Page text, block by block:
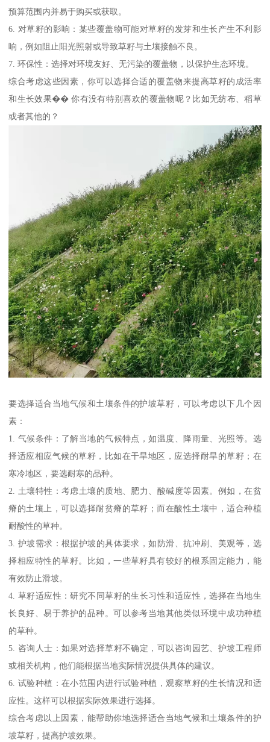
预算范围内并易于购买或获取。
6. 对草籽的影响：某些覆盖物可能对草籽的发芽和生长产生不利影
响，例如阻止阳光照射或导致草籽与土壤接触不良。
7. 环保性：选择对环境友好、无污染的覆盖物，以保护生态环境。
综合考虑这些因素，你可以选择合适的覆盖物来提高草籽的成活率
和生长效果�� 你有没有特别喜欢的覆盖物呢？比如无纺布、稻草
或者其他的？
要选择适合当地气候和土壤条件的护坡草籽，可以考虑以下几个因
素：
1. 气候条件：了解当地的气候特点，如温度、降雨量、光照等。选
择适应相应气候的草籽，比如在干旱地区，应选择耐旱的草籽；在
寒冷地区，要选耐寒的品种。
2. 土壤特性：考虑土壤的质地、肥力、酸碱度等因素。例如，在贫
瘠的土壤上，可以选择耐贫瘠的草籽；而在酸性土壤中，适合种植
耐酸性的草种。
3. 护坡需求：根据护坡的具体要求，如防滑、抗冲刷、美观等，选
择相应特性的草籽。比如，一些草籽具有较好的根系固定能力，能
有效防止滑坡。
4. 草籽适应性：研究不同草籽的生长习性和适应性，选择在当地生
长良好、易于养护的品种。可以参考当地其他类似环境中成功种植
的草种。
5. 咨询人士：如果对选择草籽不确定，可以咨询园艺、护坡工程师
或相关机构，他们能根据当地实际情况提供具体的建议。
6. 试验种植：在小范围内进行试验种植，观察草籽的生长情况和适
应性。这样可以根据实际效果进行选择。
综合考虑以上因素，能帮助你地选择适合当地气候和土壤条件的护
坡草籽，提高护坡效果。